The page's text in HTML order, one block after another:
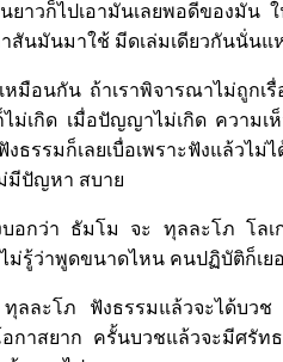
ยาวก็ไปเอามันเลยพอดีของมัน
าสันมันมาใช้ มีดเล่มเดียวกันนั่นแ
หมือนกัน ถ้าเราพิจารณาไม่ถูกเ
ม่เกิด เมื่อปัญญาไม่เกิด ความเ
งธรรมก็เลยเบื่อเพราะฟังแล้วไ
มีปัญหา สบาย
อกว่า ธัมโม จะ ทุลละโภ โลเ
ม่รู้ว่าพูดขนาดไหน คนปฏิบัติก็เ
ละโภ ฟังธรรมแล้วจะได้บวช
กาสยาก ครั้นบวชแล้วจะมีศรัท